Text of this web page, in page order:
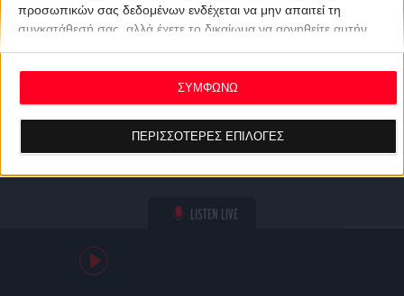
προσωπικών σας δεδομένων ενδέχεται να μην απαιτεί τη
συγκατάθεσή σας, αλλά έχετε το δικαίωμα να αρνηθείτε αυτήν
ανακαλέσετε τη συγκατάθεσή σας ανά πάσα στιγμή
επιστρέφοντας σε αυτόν τον ιστότοπο και κάνοντας κλικ στο
κουμπί "Απορρήτου" στο κάτω μέρος της ιστοσελίδας.
ΠΕΡΙΣΣΟΤΕΡΕΣ ΕΠΙΛΟΓΕΣ
ΣΥΜΦΩΝΩ
LISTEN LIVE